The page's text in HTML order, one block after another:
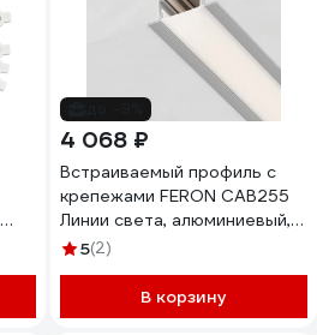
4 068 ₽
Встраиваемый профиль с
крепежами FERON CAB255
Линии света, алюминиевый,
серебро 10363
5(2)
В корзину